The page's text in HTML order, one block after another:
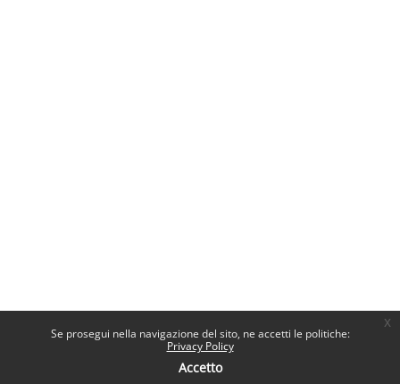
Se prosegui nella navigazione del sito, ne accetti le politiche:
Privacy Policy
Accetto
x